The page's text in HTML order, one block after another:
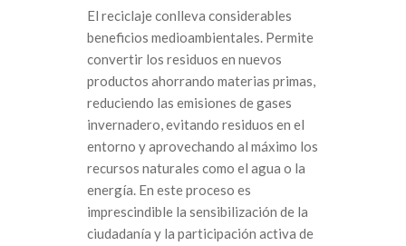
El reciclaje conlleva considerables
beneficios medioambientales. Permite
convertir los residuos en nuevos
productos ahorrando materias primas,
reduciendo las emisiones de gases
invernadero, evitando residuos en el
entorno y aprovechando al máximo los
recursos naturales como el agua o la
energía. En este proceso es
imprescindible la sensibilización de la
ciudadanía y la participación activa de